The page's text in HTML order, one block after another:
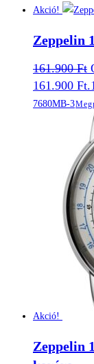
Akció!
Zeppelin
161.900Ft
161.900 Ft.
7680MB-3
Akció!
Zeppelin